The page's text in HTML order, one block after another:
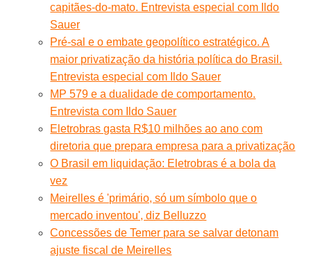
capitães-do-mato. Entrevista especial com Ildo
Sauer
Pré-sal e o embate geopolítico estratégico. A
maior privatização da história política do Brasil.
Entrevista especial com Ildo Sauer
MP 579 e a dualidade de comportamento.
Entrevista com Ildo Sauer
Eletrobras gasta R$10 milhões ao ano com
diretoria que prepara empresa para a privatização
O Brasil em liquidação: Eletrobras é a bola da
vez
Meirelles é 'primário, só um símbolo que o
mercado inventou', diz Belluzzo
Concessões de Temer para se salvar detonam
ajuste fiscal de Meirelles